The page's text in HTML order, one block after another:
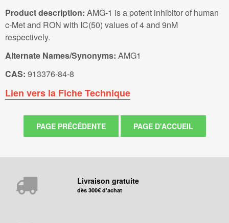
Product description: AMG-1 is a potent inhibitor of human
c-Met and RON with IC(50) values of 4 and 9nM
respectively.
Alternate Names/Synonyms: AMG1
CAS: 913376-84-8
Lien vers la Fiche Technique
Livraison gratuite
dès 300€ d'achat